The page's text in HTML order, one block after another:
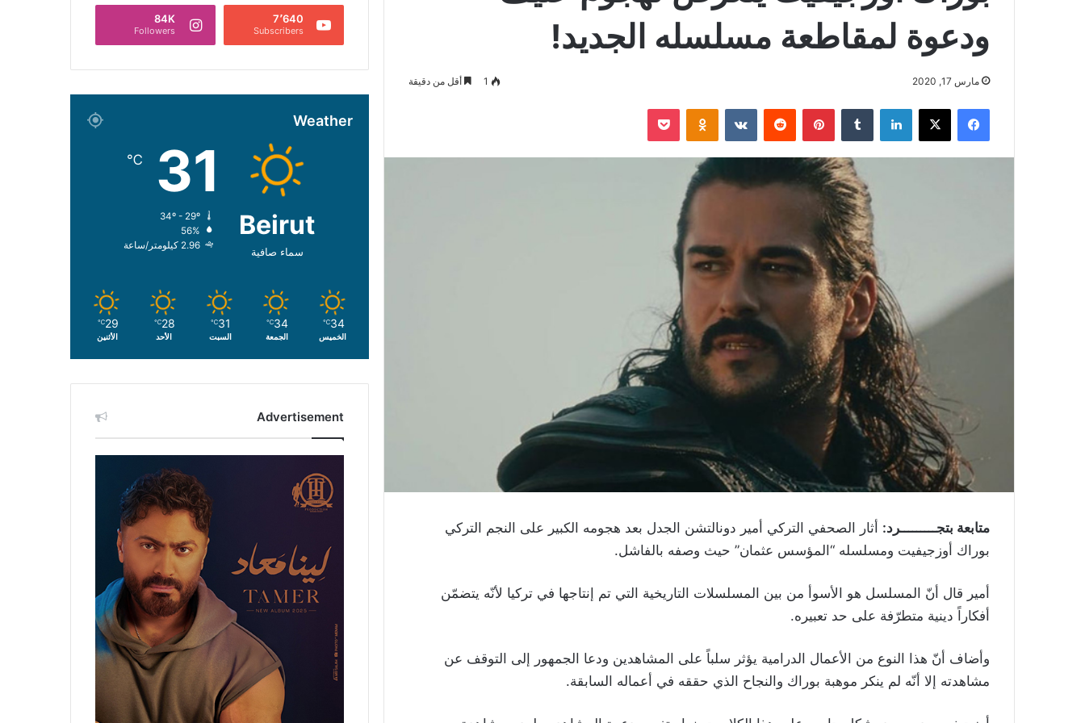
ودعوة لمقاطعة مسلسله الجديد!
مارس 17, 2020 1 أقل من دقيقة
فيسبوك ‫X لينكدإن بينتيريست Odnoklassniki
‫Pocket
متابعة بتجـــــــــرد: أثار الصحفي التركي أمير دونالتشن الجدل بعد هجومه الكبير على النجم التركي
بوراك أوزجيفيت ومسلسله “المؤسس عثمان” حيث وصفه بالفاشل.
أمير قال أنّ المسلسل هو الأسوأ من بين المسلسلات التاريخية التي تم إنتاجها في تركيا لأنّه يتضمّن
أفكاراً دينية متطرّفة على حد تعبيره.
وأضاف أنّ هذا النوع من الأعمال الدرامية يؤثر سلباً على المشاهدين ودعا الجمهور إلى التوقف عن
مشاهدته إلا أنّه لم ينكر موهبة بوراك والنجاح الذي حققه في أعماله السابقة.
7٬640
Subscribers
84K
Followers
Weather
Beirut
سماء صافية
31
℃
56%
2.96 كيلومتر/ساعة
34
℃
الخميس
34
℃
الجمعة
31
℃
السبت
28
℃
الأحد
29
℃
الأثنين
Advertisement